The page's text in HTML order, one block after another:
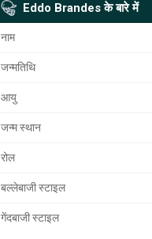
Eddo Brandes के बारे में
नाम
जन्मतिथि
आयु
जन्म स्थान
रोल
बल्लेबाजी स्टाइल
गेंदबाजी स्टाइल